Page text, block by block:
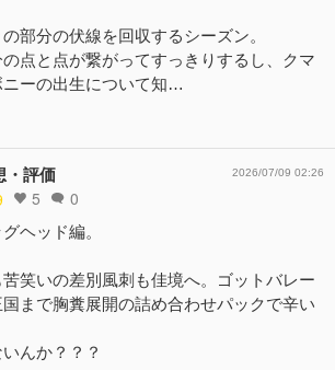
部分の伏線を回収するシーズン。
点と点が繋がってすっきりするし、クマ
ーの出生について知…
・評価
5 0
2026/07/09 02:26
ヘッド編。
笑いの差別風刺も佳境へ。ゴットバレー
まで胸糞展開の詰め合わせパックで辛い
んか？？？